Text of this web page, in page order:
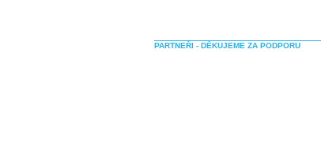
PARTNEŘI - DĚKUJEME ZA PODPORU